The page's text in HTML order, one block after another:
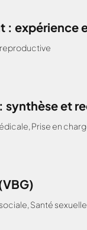
expérience
synthèse et
, Prise en
, Santé